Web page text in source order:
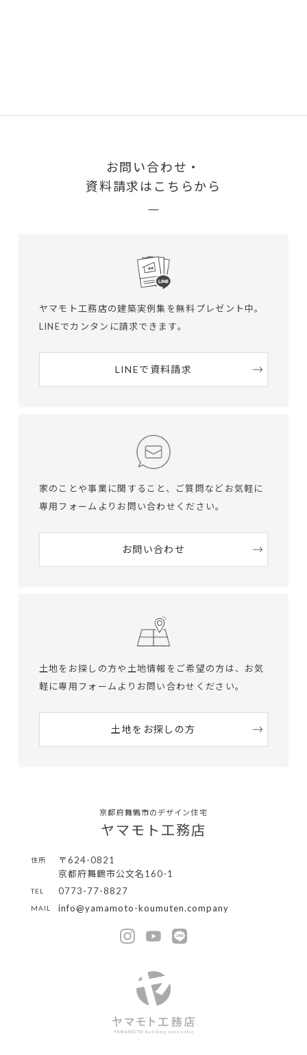
お問い合わせ・
資料請求はこちらから
ヤマモト工務店の建築実例集を無料プレゼント中。
LINEでカンタンに請求できます。
LINEで資料請求
家のことや事業に関すること、ご質問など お気軽に
専用フォームよりお問い合わせください。
お問い合わせ
土地をお探しの方や土地情報をご希望の方は、 お気
軽に専用フォームよりお問い合わせください。
土地をお探しの方
京都府舞鶴市のデザイン住宅
ヤマモト工務店
住所
〒624-0821
京都府舞鶴市公文名160-1
TEL 0773-77-8827
MAIL info@yamamoto-koumuten.company